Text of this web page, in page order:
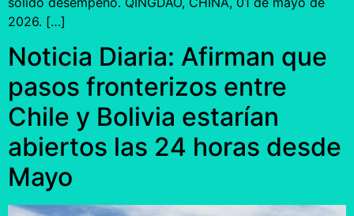
2026. […]
Noticia Diaria: Afirman que
pasos fronterizos entre
Chile y Bolivia estarían
abiertos las 24 horas desde
Mayo